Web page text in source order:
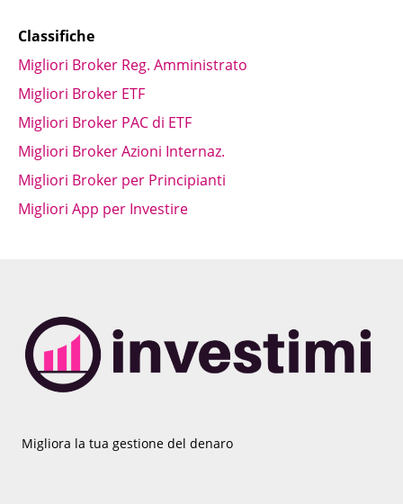
Classifiche
Migliori Broker Reg. Amministrato
Migliori Broker ETF
Migliori Broker PAC di ETF
Migliori Broker Azioni Internaz.
Migliori Broker per Principianti
Migliori App per Investire
Migliora la tua gestione del denaro